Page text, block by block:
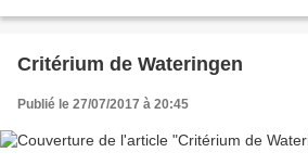
Critérium de Wateringen
Publié le 27/07/2017 à 20:45